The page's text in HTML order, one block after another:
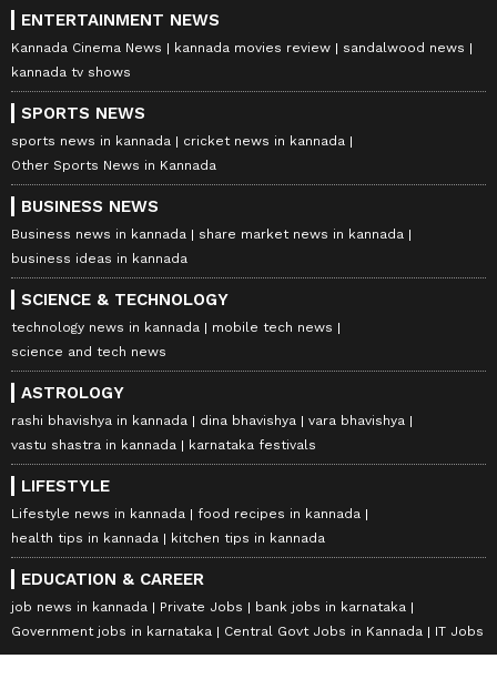
ENTERTAINMENT NEWS
Kannada Cinema News kannada movies review
sandalwood news
kannada tv shows
SPORTS NEWS
sports news in kannada
cricket news in kannada
Other Sports News in Kannada
BUSINESS NEWS
Business news in kannada
share market news in kannada
business ideas in kannada
SCIENCE & TECHNOLOGY
technology news in kannada
mobile tech news
science and tech news
ASTROLOGY
rashi bhavishya in kannada dina bhavishya
vara bhavishya
vastu shastra in kannada
karnataka festivals
LIFESTYLE
Lifestyle news in kannada
food recipes in kannada
health tips in kannada
kitchen tips in kannada
EDUCATION & CAREER
job news in kannada Private Jobs
bank jobs in karnataka
Government jobs in karnataka
Central Govt Jobs in Kannada IT Jobs